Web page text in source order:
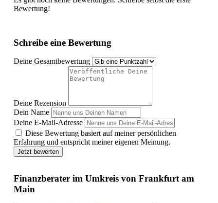
Bewertung!
Schreibe eine Bewertung
Deine Gesamtbewertung
Deine Rezension
Dein Name
Deine E-Mail-Adresse
Diese Bewertung basiert auf meiner persönlichen
Erfahrung und entspricht meiner eigenen Meinung.
Jetzt bewerten
Finanzberater im Umkreis von Frankfurt am
Main